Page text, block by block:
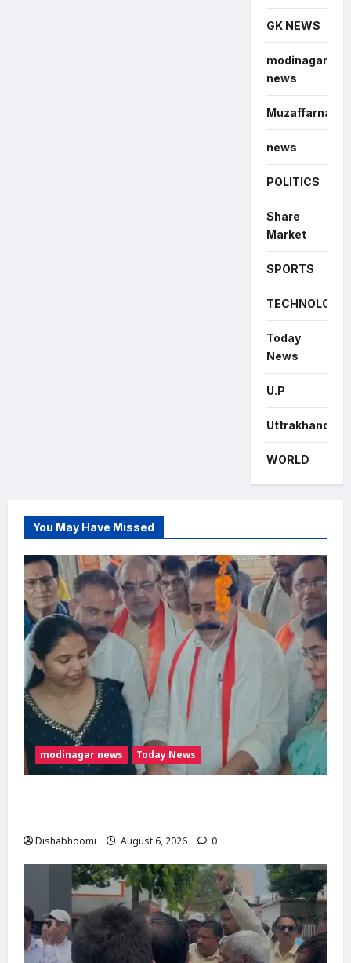
GK NEWS
modinagar
news
Muzaffarnagar
news
POLITICS
Share
Market
SPORTS
TECHNOLOGY
Today
News
U.P
Uttrakhand
WORLD
You May Have Missed
modinagar news Today News
Dishabhoomi August 6, 2026 0